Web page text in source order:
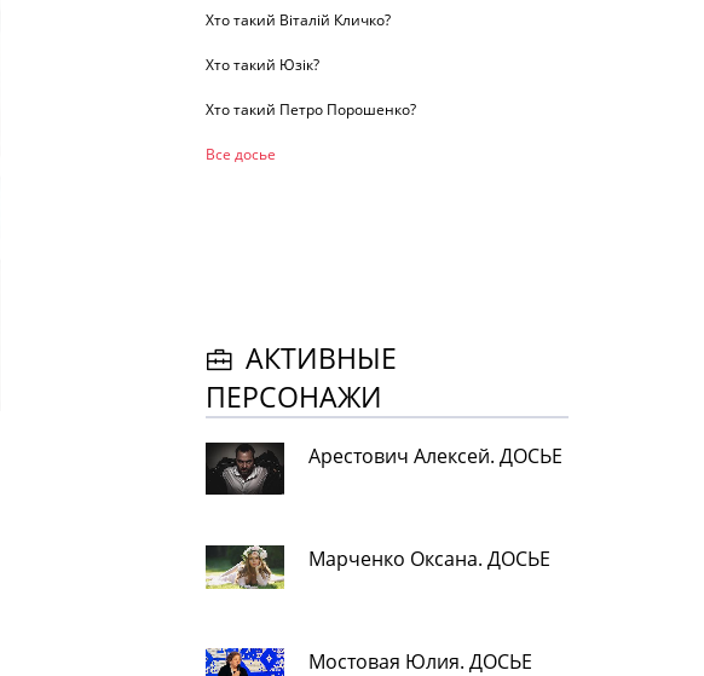
Хто такий Віталій Кличко?
Хто такий Юзік?
Хто такий Петро Порошенко?
Все досье
АКТИВНЫЕ
ПЕРСОНАЖИ
Арестович Алексей. ДОСЬЕ
Марченко Оксана. ДОСЬЕ
Мостовая Юлия. ДОСЬЕ